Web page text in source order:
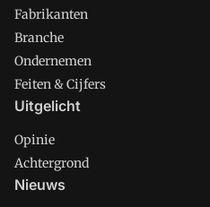
Fabrikanten
Branche
Ondernemen
Feiten & Cijfers
Uitgelicht
Opinie
Achtergrond
Nieuws